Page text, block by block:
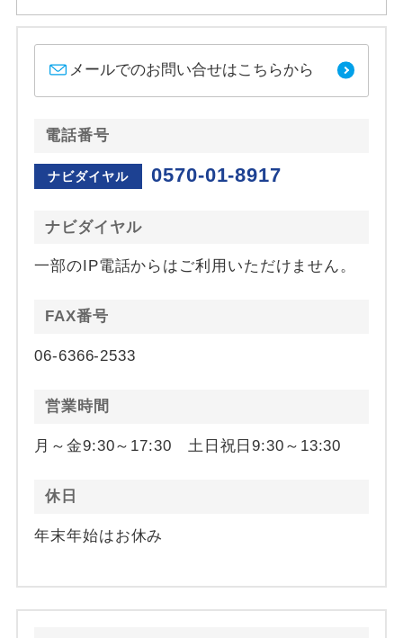
メールでのお問い合せはこちらから
電話番号
ナビダイヤル 0570-01-8917
ナビダイヤル
一部のIP電話からはご利用いただけません。
FAX番号
06-6366-2533
営業時間
月～金9:30～17:30 土日祝日9:30～13:30
休日
年末年始はお休み